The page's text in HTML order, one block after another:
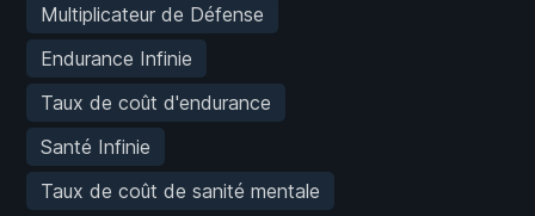
Multiplicateur de Défense
Endurance Infinie
Taux de coût d'endurance
Santé Infinie
Taux de coût de sanité mentale